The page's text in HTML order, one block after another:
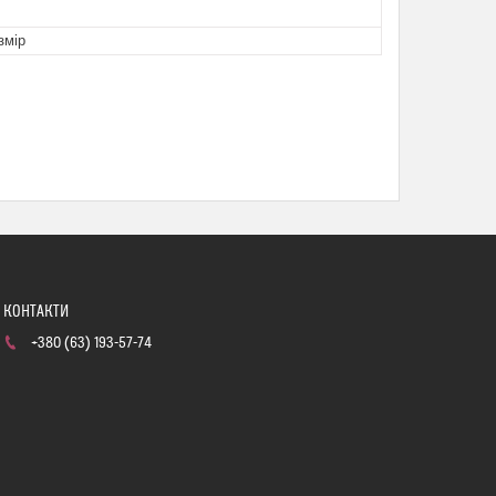
+380 (63) 193-57-74